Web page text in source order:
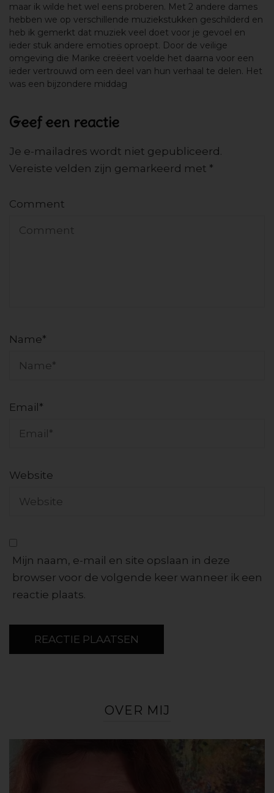
maar ik wilde het wel eens proberen. Met 2 andere dames
hebben we op verschillende muziekstukken geschilderd en
heb ik gemerkt dat muziek veel doet voor je gevoel en
ieder stuk andere emoties oproept. Door de veilige
omgeving die Marike creëert voelde het daarna voor een
ieder vertrouwd om een deel van hun verhaal te delen. Het
was een bijzondere middag
Geef een reactie
Je e-mailadres wordt niet gepubliceerd.
Vereiste velden zijn gemarkeerd met *
Comment
Name*
Email *
Website
Mijn naam, e-mail en site opslaan in deze
browser voor de volgende keer wanneer ik een
reactie plaats.
OVER MIJ